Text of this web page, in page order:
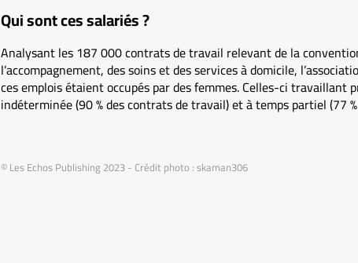
Qui sont ces salariés ?
Analysant les 187 000 contrats de travail relevant de la
l’accompagnement, des soins et des services à domicile,
ces emplois étaient occupés par des femmes. Celles-ci travaillant
indéterminée (90 % des contrats de travail) et à temps partiel (77
© Les Echos Publishing 2023 - Crédit photo : skaman306